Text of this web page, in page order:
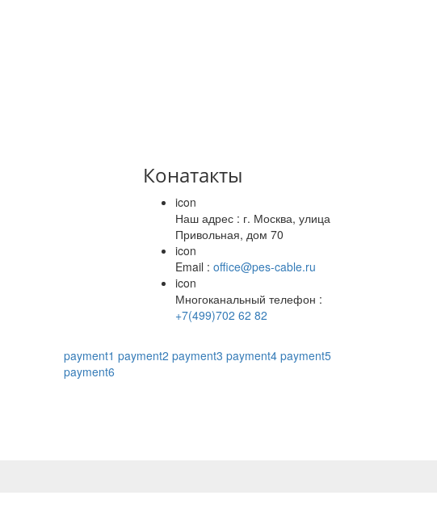
Конатакты
icon
Наш адрес : г. Москва, улица
Привольная, дом 70
icon
Email : office@pes-cable.ru
icon
Многоканальный телефон :
+7(499)702 62 82
payment1 payment2 payment3 payment4 payment5
payment6